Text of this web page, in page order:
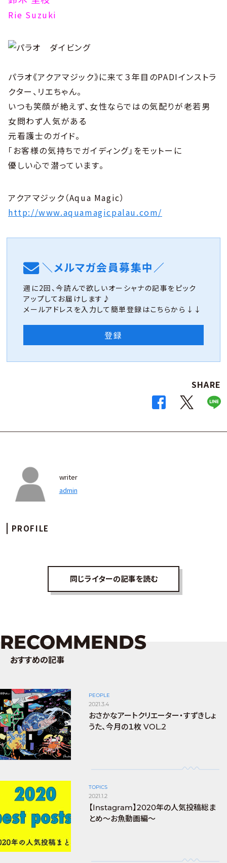
Rie Suzuki
パラオ《アクアマジック》に来て３年目のPADIインストラ
クター、リエちゃん。
いつも笑顔が絶えず、女性ならではの気配りが老若男
女問わず人気がある
元看護士のガイド。
「お客様の気持ちでガイディング」をモットーに
優しい心で潜っています。
アクアマジック（Aqua Magic）
http://www.aquamagicpalau.com/
＼メルマガ会員募集中／
週に2回、今読んで欲しいオーシャナの記事をピック
アップしてお届けします♪
メールアドレスを入力して簡単登録はこちらから↓↓
登録
SHARE
writer
admin
PROFILE
同じライターの記事を読む
RECOMMENDS
おすすめの記事
PEOPLE
2021.3.4
おさかなアートクリエーター・すずきしょ
うた、今月の１枚 VOL.2
TOPICS
2021.1.2
【Instagram】2020年の人気投稿総ま
とめ〜お魚動画編〜